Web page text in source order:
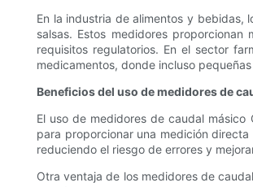
En la industria de alimentos y bebidas,
salsas. Estos medidores
requisitos regulatorios. En el sector
medicamentos, donde incluso
Beneficios del uso de medidores de
El uso de medidores de caudal
para proporcionar una medición
reduciendo el riesgo de errores y
Otra ventaja de los medidores de